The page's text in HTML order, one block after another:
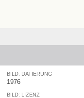
BILD: DATIERUNG
1976
BILD: LIZENZ